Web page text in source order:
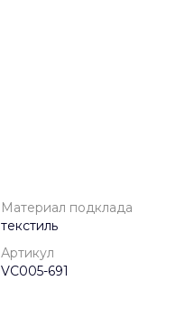
Материал подклада
текстиль
Артикул
VC005-691